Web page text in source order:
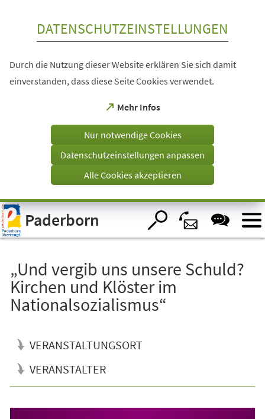
Visuelle
Assistenzsoftware
öffnen.
DATENSCHUTZEINSTELLUNGEN
Durch die Nutzung dieser Website erklären Sie sich damit
einverstanden, dass diese Seite Cookies verwendet.
Mehr Infos
(Öffnet
einem
Tab)
Nur notwendige Cookies
Datenschutzeinstellungen anpassen
Alle Cookies akzeptieren
Paderborn
„Und vergib uns unsere Schuld?
Kirchen und Klöster im
Nationalsozialismus“
VERANSTALTUNGSORT
VERANSTALTER